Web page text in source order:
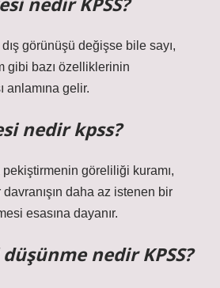
görünüşü değişse bile sayı,
gibi bazı özelliklerinin
anlamına gelir.
nedir kpss?
göreliliği kuramı,
daha az istenen bir
esasına dayanır.
nedir KPSS?